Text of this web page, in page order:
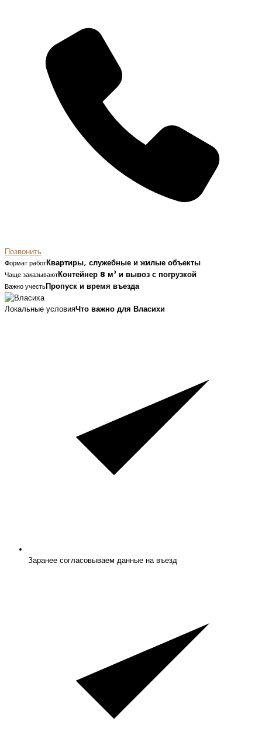
Позвонить
Формат работКвартиры, служебные и жилые объекты
Чаще заказываютКонтейнер 8 м³ и вывоз с погрузкой
Важно учестьПропуск и время въезда
Локальные условияЧто важно для Власихи
Заранее согласовываем данные на въезд